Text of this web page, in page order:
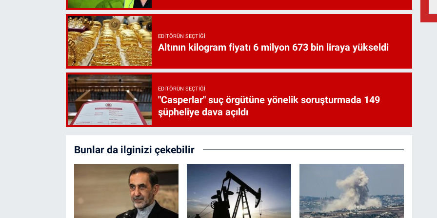
EDITÖRÜN SEÇTIĞI
Altının kilogram fiyatı 6 milyon 673 bin liraya yükseldi
EDITÖRÜN SEÇTIĞI
"Casperlar" suç örgütüne yönelik soruşturmada 149
şüpheliye dava açıldı
Bunlar da ilginizi çekebilir